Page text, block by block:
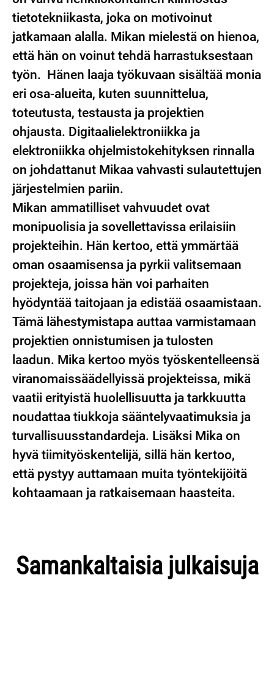
tietotekniikasta, joka on motivoinut
jatkamaan alalla. Mikan mielestä on hienoa,
että hän on voinut tehdä harrastuksestaan
työn. Hänen laaja työkuvaan sisältää monia
eri osa-alueita, kuten suunnittelua,
toteutusta, testausta ja projektien
ohjausta. Digitaalielektroniikka ja
elektroniikka ohjelmistokehityksen rinnalla
on johdattanut Mikaa vahvasti sulautettujen
järjestelmien pariin.
Mikan ammatilliset vahvuudet ovat
monipuolisia ja sovellettavissa erilaisiin
projekteihin. Hän kertoo, että ymmärtää
oman osaamisensa ja pyrkii valitsemaan
projekteja, joissa hän voi parhaiten
hyödyntää taitojaan ja edistää osaamistaan.
Tämä lähestymistapa auttaa varmistamaan
projektien onnistumisen ja tulosten
laadun. Mika kertoo myös työskentelleensä
viranomaissäädellyissä projekteissa, mikä
vaatii erityistä huolellisuutta ja tarkkuutta
noudattaa tiukkoja sääntelyvaatimuksia ja
turvallisuusstandardeja. Lisäksi Mika on
hyvä tiimityöskentelijä, sillä hän kertoo,
että pystyy auttamaan muita työntekijöitä
kohtaamaan ja ratkaisemaan haasteita.
Samankaltaisia julkaisuja
Kari Erasvuo: Jatkuvaa oppimista
ja rohkeaa haasteisiin
heittäytymistä Wirokitilla
Wirokitin korkealta ja kovaa -
asenne toimitusjohtaja Tuukka
Samin kokemuksia uutena
tiimiläisenä Wirokitilla